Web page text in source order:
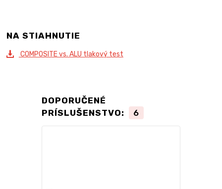
NA STIAHNUTIE
COMPOSITE vs. ALU tlakový test
DOPORUČENÉ
PRÍSLUŠENSTVO:
6